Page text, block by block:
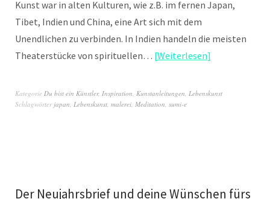
Kunst war in alten Kulturen, wie z.B. im fernen Japan,
Tibet, Indien und China, eine Art sich mit dem
Unendlichen zu verbinden. In Indien handeln die meisten
Theaterstücke von spirituellen… Weiterlesen
Kategorie Du bist ein Künstler, Inspiration, Kunstanleitungen, Lebenskunst
Schlagwörter japan, Lebenskunst, malerei, Meditation, sumi-e
Der Neujahrsbrief und deine Wünschen fürs